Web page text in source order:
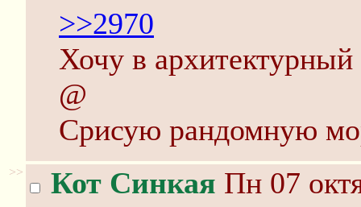
>>2970
Хочу в архитектурный
@
Срисую рандомную
>> Кот Синкая Пн 07